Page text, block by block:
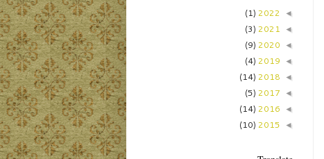
◄
2022
(1)
◄
2021
(3)
◄
2020
(9)
◄
2019
(4)
◄
2018
(14)
◄
2017
(5)
◄
2016
(14)
◄
2015
(10)